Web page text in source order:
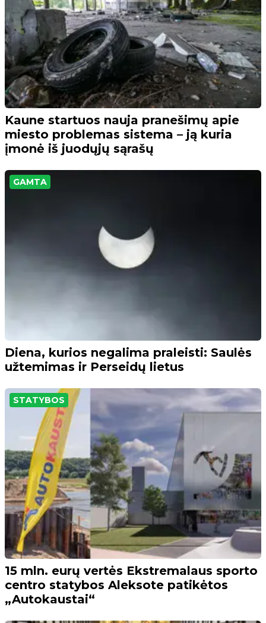
Kaune startuos nauja pranešimų apie
miesto problemas sistema – ją kuria
įmonė iš juodųjų sąrašų
GAMTA
Diena, kurios negalima praleisti: Saulės
užtemimas ir Perseidų lietus
STATYBOS
15 mln. eurų vertės Ekstremalaus sporto
centro statybos Aleksote patikėtos
„Autokaustai“